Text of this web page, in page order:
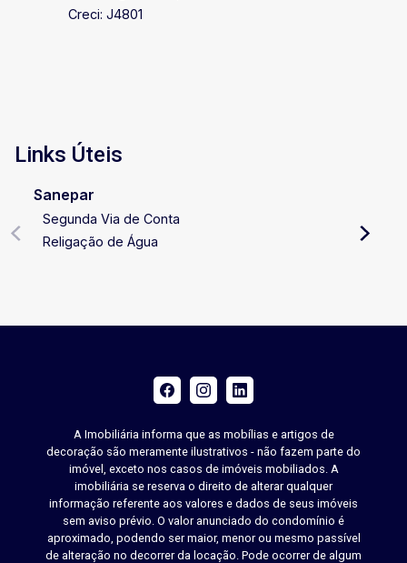
toda a praticidade de viver no centro sem abrir
descubra pessoalmente tudo o que este imóvel
Creci: J4801
Links Úteis
Sanepar
Segunda Via de Conta
Religação de Água
A Imobiliária informa que as mobílias e artigos de
decoração são meramente ilustrativos - não fazem parte do
imóvel, exceto nos casos de imóveis mobiliados. A
imobiliária se reserva o direito de alterar qualquer
informação referente aos valores e dados de seus imóveis
sem aviso prévio. O valor anunciado do condomínio é
aproximado, podendo ser maior, menor ou mesmo passível
de alteração no decorrer da locação. Pode ocorrer de algum